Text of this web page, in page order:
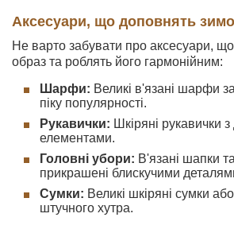
Аксесуари, що доповнять
Не варто забувати про аксесуари,
образ та роблять його гармонійним:
Шарфи: Великі в'язані шарфи
піку популярності.
Рукавички: Шкіряні рукавички
елементами.
Головні убори: В'язані шапки
прикрашені блискучими
Сумки: Великі шкіряні сумки
штучного хутра.